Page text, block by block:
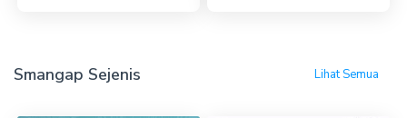
Smangap Sejenis Lihat Semua